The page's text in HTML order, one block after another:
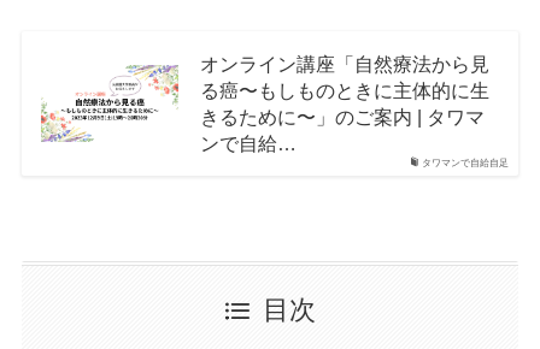
タワマンで自給自足
オンライン講座「自然療法から見
る癌〜もしものときに主体的に生
きるために〜」のご案内 | タワマ
ンで自給…
目次